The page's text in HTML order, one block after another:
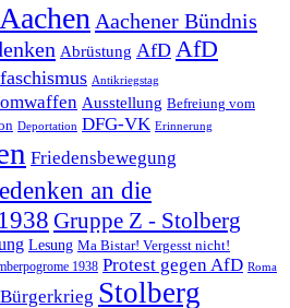
Aachen Aachener Bündnis
Abrüstung AfD AfD
Antikriegstag
Ausstellung Befreiung vom
Deportation DFG-VK Erinnerung
Friedensbewegung
an die
Gruppe Z - Stolberg
Lesung Ma Bistar! Vergesst nicht!
1938 Protest gegen AfD Roma
Stolberg